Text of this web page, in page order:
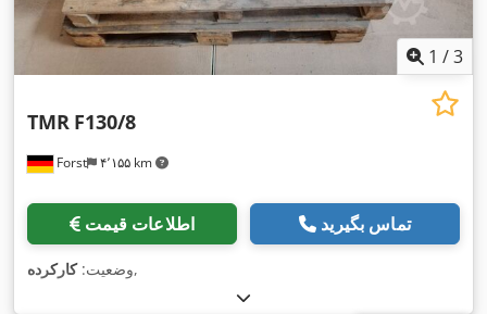
1 /3
Forst ۴٬۱۵۵ km
TMR F130/8
اطلاعات قیمت تماس بگیرید
وضعیت:کارکرده ,